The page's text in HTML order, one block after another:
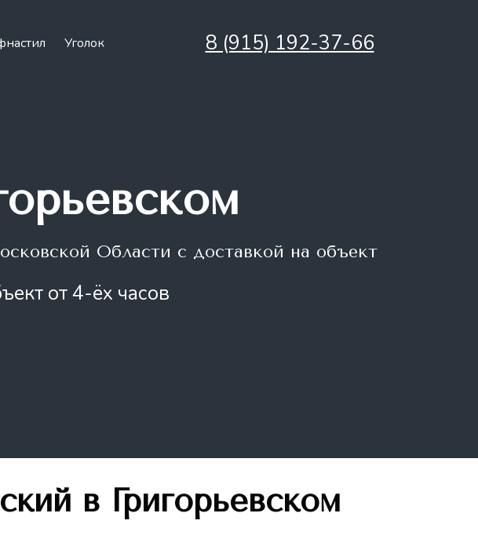
Уголок 8 (915) 192-37-66
Области с доставкой на объект
от 4-ёх часов
в Григорьевском